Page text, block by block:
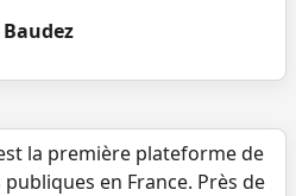
la première plateforme de
en France. Près de